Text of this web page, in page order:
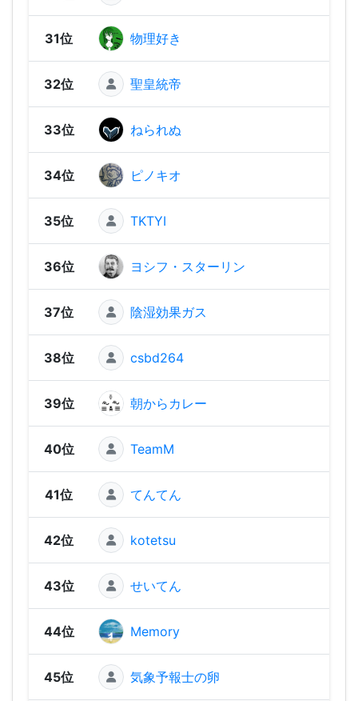
31位 物理好き
32位 聖皇統帝
33位 ねられぬ
34位 ピノキオ
35位 TKTYI
36位 ヨシフ・スターリン
37位 陰湿効果ガス
38位 csbd264
39位 朝からカレー
40位 TeamM
41位 てんてん
42位 kotetsu
43位 せいてん
44位 Memory
45位 気象予報士の卵